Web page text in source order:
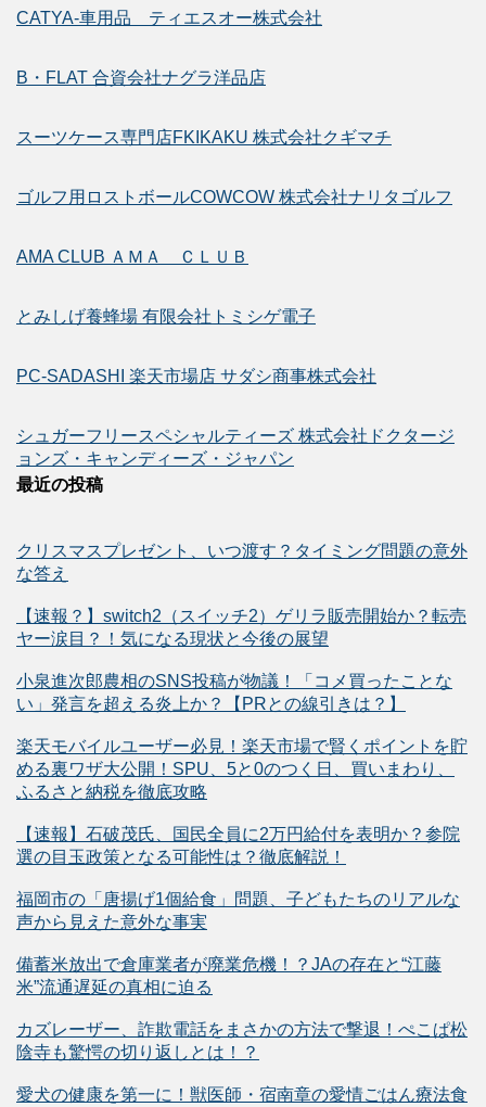
CATYA-車用品 ティエスオー株式会社
B・FLAT 合資会社ナグラ洋品店
スーツケース専門店FKIKAKU 株式会社クギマチ
ゴルフ用ロストボールCOWCOW 株式会社ナリタゴルフ
AMA CLUB ＡＭＡ ＣＬＵＢ
とみしげ養蜂場 有限会社トミシゲ電子
PC-SADASHI 楽天市場店 サダシ商事株式会社
シュガーフリースペシャルティーズ 株式会社ドクタージ
ョンズ・キャンディーズ・ジャパン
最近の投稿
クリスマスプレゼント、いつ渡す？タイミング問題の意外
な答え
【速報？】switch2（スイッチ2）ゲリラ販売開始か？転売
ヤー涙目？！気になる現状と今後の展望
小泉進次郎農相のSNS投稿が物議！「コメ買ったことな
い」発言を超える炎上か？【PRとの線引きは？】
楽天モバイルユーザー必見！楽天市場で賢くポイントを貯
める裏ワザ大公開！SPU、5と0のつく日、買いまわり、
ふるさと納税を徹底攻略
【速報】石破茂氏、国民全員に2万円給付を表明か？参院
選の目玉政策となる可能性は？徹底解説！
福岡市の「唐揚げ1個給食」問題、子どもたちのリアルな
声から見えた意外な事実
備蓄米放出で倉庫業者が廃業危機！？JAの存在と“江藤
米”流通遅延の真相に迫る
カズレーザー、詐欺電話をまさかの方法で撃退！ぺこぱ松
陰寺も驚愕の切り返しとは！？
愛犬の健康を第一に！獣医師・宿南章の愛情ごはん療法食